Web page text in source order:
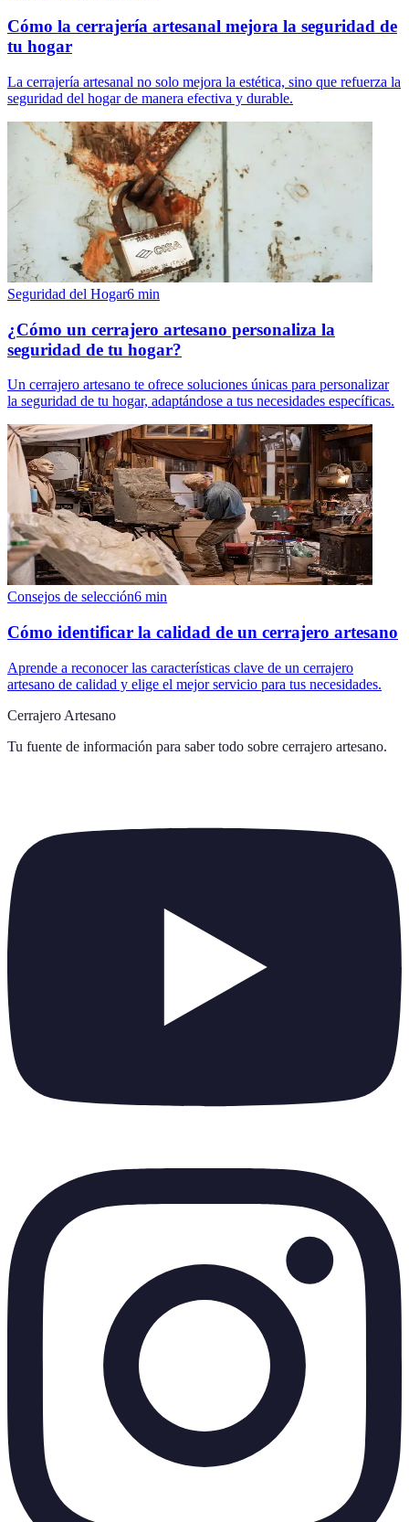
Cómo la cerrajería artesanal mejora la seguridad de
tu hogar
La cerrajería artesanal no solo mejora la estética, sino que refuerza la
seguridad del hogar de manera efectiva y durable.
Seguridad del Hogar6 min
¿Cómo un cerrajero artesano personaliza la
seguridad de tu hogar?
Un cerrajero artesano te ofrece soluciones únicas para personalizar
la seguridad de tu hogar, adaptándose a tus necesidades específicas.
Consejos de selección6 min
Cómo identificar la calidad de un cerrajero artesano
Aprende a reconocer las características clave de un cerrajero
artesano de calidad y elige el mejor servicio para tus necesidades.
Cerrajero Artesano
Tu fuente de información para saber todo sobre cerrajero artesano.